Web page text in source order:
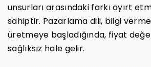
unsurları arasındaki farkı ayırt
sahiptir. Pazarlama dili, bilgi
üretmeye başladığında, fiyat
sağlıksız hale gelir.